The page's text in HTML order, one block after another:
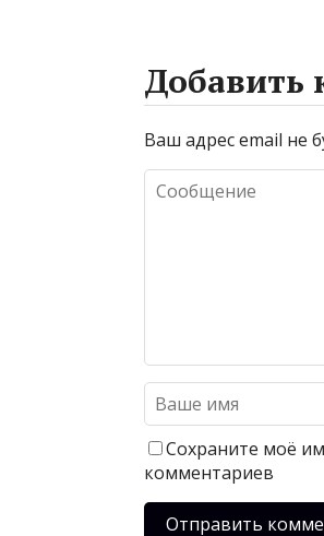
Добавить
Ваш адрес email не
Сохраните моё
комментариев